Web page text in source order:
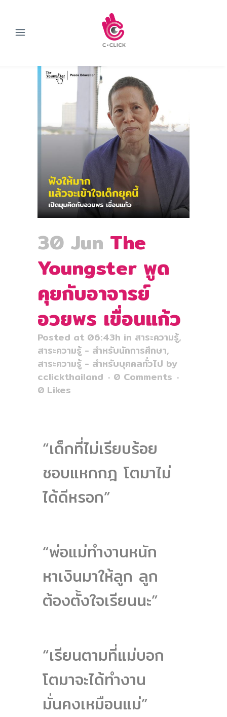
30 Jun The
Youngster พูด
คุยกับอาจารย์
อวยพร เขื่อนแก้ว
Posted at 06:43h in สาระความรู้,
สาระความรู้ - สำหรับนักการศึกษา,
สาระความรู้ - สำหรับบุคคลทั่วไป by
cclickthailand
0 Comments
0 Likes
“เด็กที่ไม่เรียบร้อย
ชอบแหกกฎ โตมาไม่
ได้ดีหรอก”
“พ่อแม่ทำงานหนัก
หาเงินมาให้ลูก ลูก
ต้องตั้งใจเรียนนะ”
“เรียนตามที่แม่บอก
โตมาจะได้ทำงาน
มั่นคงเหมือนแม่”